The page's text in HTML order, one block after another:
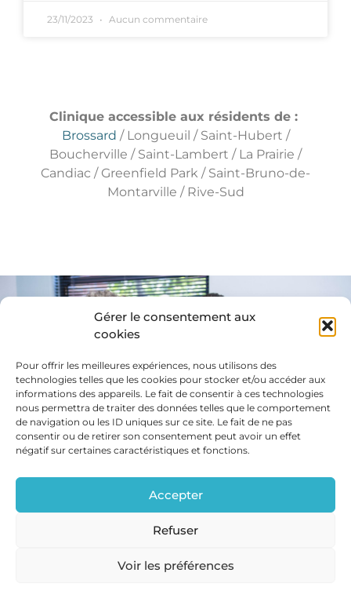
Gérer le consentement aux
cookies
Pour offrir les meilleures expériences, nous utilisons des
technologies telles que les cookies pour stocker et/ou accéder aux
informations des appareils. Le fait de consentir à ces technologies
nous permettra de traiter des données telles que le comportement
de navigation ou les ID uniques sur ce site. Le fait de ne pas
consentir ou de retirer son consentement peut avoir un effet
négatif sur certaines caractéristiques et fonctions.
Accepter
Refuser
Voir les préférences
23/11/2023 Aucun commentaire
Clinique accessible aux résidents de :
Brossard / Longueuil / Saint-Hubert /
Boucherville / Saint-Lambert / La Prairie /
Candiac / Greenfield Park / Saint-Bruno-de-
Montarville / Rive-Sud
COMMUNIQUEZ AVEC NOUS!
CLINIQUE DENTAIRE BROSSARD © SITE WEB : SOLUTIONSM